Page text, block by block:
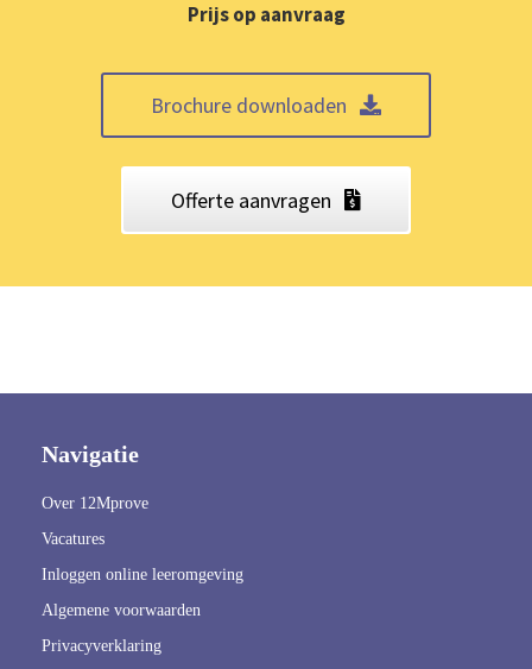
Prijs op aanvraag
Brochure downloaden
Offerte aanvragen
Navigatie
Over 12Mprove
Vacatures
Inloggen online leeromgeving
Algemene voorwaarden
Privacyverklaring